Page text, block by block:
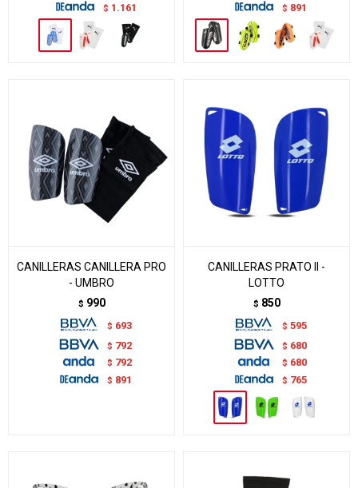
$ 1.161 $ 891
CANILLERAS CANILLERA PRO
- UMBRO
$ 990
$ 693
$ 792
$ 792
$ 891
CANILLERAS PRATO II -
LOTTO
$ 850
$ 595
$ 680
$ 680
$ 765